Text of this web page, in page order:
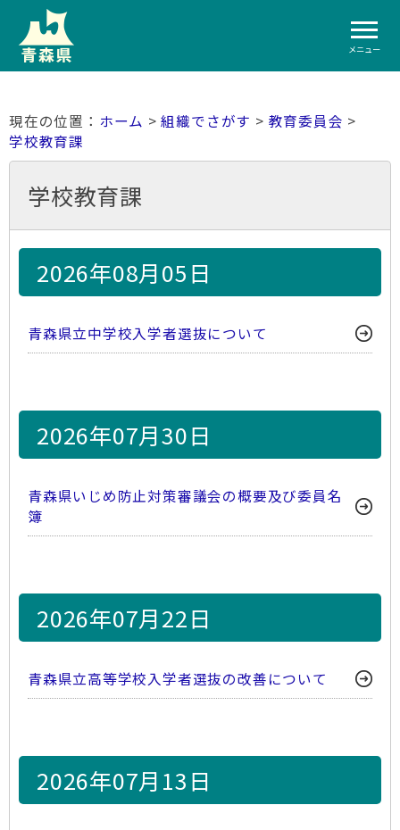
メニュー
ホーム >組織でさがす > 教育委員会 >
学校教育課
学校教育課
2026年08月05日
青森県立中学校入学者選抜について
2026年07月30日
青森県いじめ防止対策審議会の概要及び委員名
簿
2026年07月22日
青森県立高等学校入学者選抜の改善について
2026年07月13日